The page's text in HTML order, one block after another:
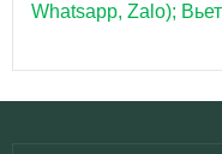
Whatsapp, Zalo);